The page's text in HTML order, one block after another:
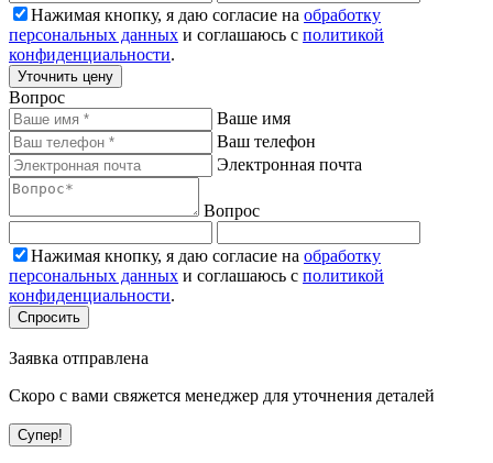
Нажимая кнопку, я даю согласие на обработку
персональных данных и соглашаюсь с политикой
конфиденциальности.
Уточнить цену
Вопрос
Ваше имя
Ваш телефон
Электронная почта
Вопрос
Нажимая кнопку, я даю согласие на обработку
персональных данных и соглашаюсь с политикой
конфиденциальности.
Спросить
Заявка отправлена
Скоро с вами свяжется менеджер для уточнения деталей
Супер!